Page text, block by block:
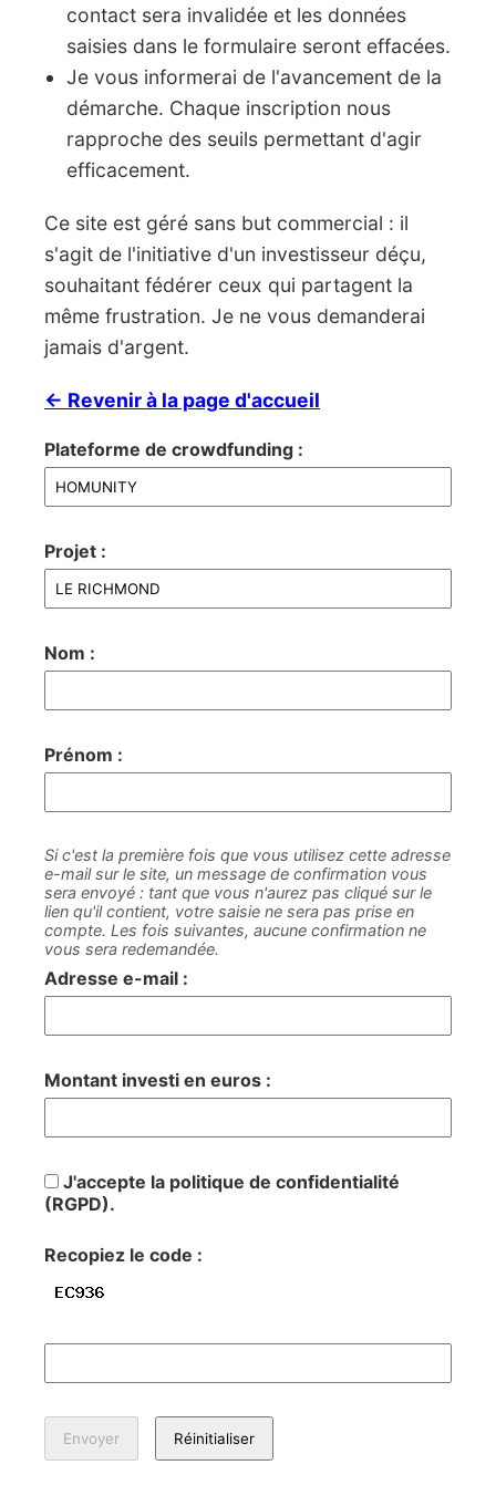
contact sera invalidée et les données
saisies dans le formulaire seront effacées.
Je vous informerai de l'avancement de la
démarche. Chaque inscription nous
rapproche des seuils permettant d'agir
efficacement.
Ce site est géré sans but commercial : il
s'agit de l'initiative d'un investisseur déçu,
souhaitant fédérer ceux qui partagent la
même frustration. Je ne vous demanderai
jamais d'argent.
← Revenir à la page d'accueil
Plateforme de crowdfunding :
Projet :
Nom :
Prénom :
Si c'est la première fois que vous utilisez cette adresse
e-mail sur le site, un message de confirmation vous
sera envoyé : tant que vous n'aurez pas cliqué sur le
lien qu'il contient, votre saisie ne sera pas prise en
compte. Les fois suivantes, aucune confirmation ne
vous sera redemandée.
Adresse e-mail :
Montant investi en euros :
J'accepte la politique de confidentialité
(RGPD).
Recopiez le code :